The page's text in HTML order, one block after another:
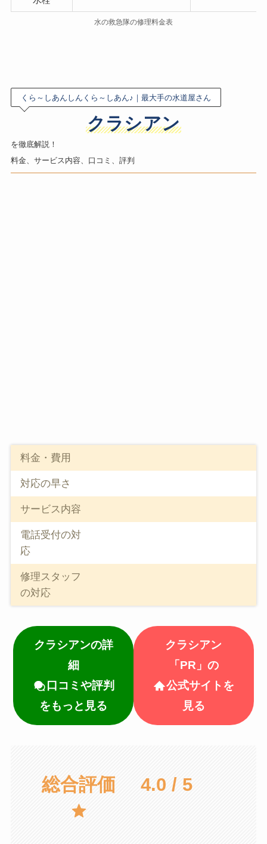
水の救急隊の修理料金表
くら～しあんしんくら～しあん♪｜最大手の水道屋さん
クラシアン
を徹底解説！
料金、サービス内容、口コミ、評判
料金・費用
対応の早さ
サービス内容
電話受付の対
応
修理スタッフ
の対応
クラシアンの詳
細
口コミや評判
をもっと見る
クラシアン
「PR」の
公式サイトを
見る
総合評価 4.0 / 5